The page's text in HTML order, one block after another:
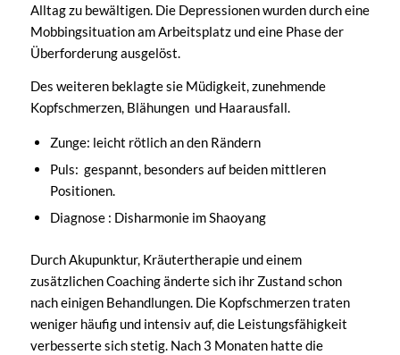
Alltag zu bewältigen. Die Depressionen wurden durch eine
Mobbingsituation am Arbeitsplatz und eine Phase der
Überforderung ausgelöst.
Des weiteren beklagte sie Müdigkeit, zunehmende
Kopfschmerzen, Blähungen und Haarausfall.
Zunge: leicht rötlich an den Rändern
Puls: gespannt, besonders auf beiden mittleren
Positionen.
Diagnose : Disharmonie im Shaoyang
Durch Akupunktur, Kräutertherapie und einem
zusätzlichen Coaching änderte sich ihr Zustand schon
nach einigen Behandlungen. Die Kopfschmerzen traten
weniger häufig und intensiv auf, die Leistungsfähigkeit
verbesserte sich stetig. Nach 3 Monaten hatte die